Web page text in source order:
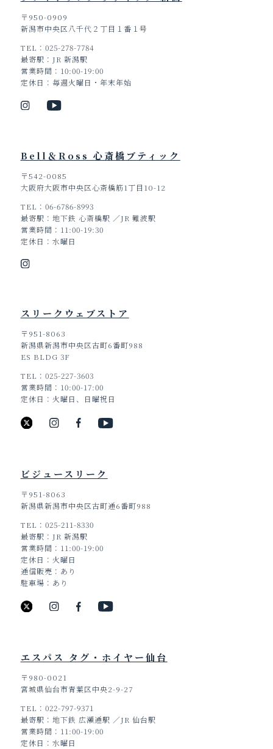
〒950-0909
新潟市中央区八千代２丁目１番１号
TEL
025-278-7784
最寄駅
JR 新潟駅
営業時間
10:00-19:00
定休日
毎週火曜日・年末年始
Bell＆Ross 心斎橋ブティック
〒542-0085
大阪府大阪市中央区心斎橋筋1丁目10-12
TEL
06-6786-8993
最寄駅
地下鉄 心斎橋駅 ／JR 難波駅
営業時間
11:00-19:30
定休日
水曜日
スリークウェブストア
〒951-8063
新潟県新潟市中央区古町6番町988
ES BLDG 3F
TEL
025-227-3603
営業時間
10:00-17:00
定休日
火曜日、日曜祝日
ビジュースリーク
〒951-8063
新潟県新潟市中央区古町通6番町988
TEL
025-211-8330
最寄駅
JR 新潟駅
営業時間
11:00-19:00
定休日
火曜日
通信販売
あり
駐車場
あり
エスパス タグ・ホイヤー仙台
〒980-0021
宮城県仙台市青葉区中央2-9-27
TEL
022-797-9371
最寄駅
地下鉄 広瀬通駅 ／JR 仙台駅
営業時間
11:00-19:00
定休日
水曜日